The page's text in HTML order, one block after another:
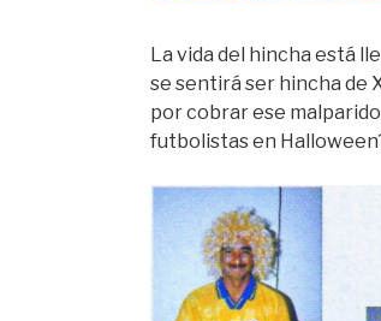
La vida del hincha está
se sentirá ser hincha de
por cobrar ese
futbolistas en